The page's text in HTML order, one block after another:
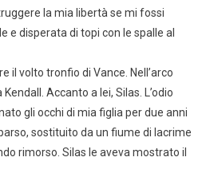
la mia libertà se mi fossi
e disperata di topi con le spalle al
il volto tronfio di Vance. Nell’arco
Accanto a lei, Silas. L’odio
gli occhi di mia figlia per due anni
sostituito da un fiume di lacrime
rimorso. Silas le aveva mostrato il